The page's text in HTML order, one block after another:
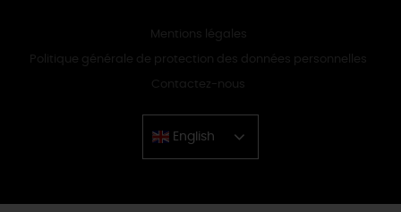
Mentions légales
Politique générale de protection des données personnelles
Contactez-nous
English
Chinese